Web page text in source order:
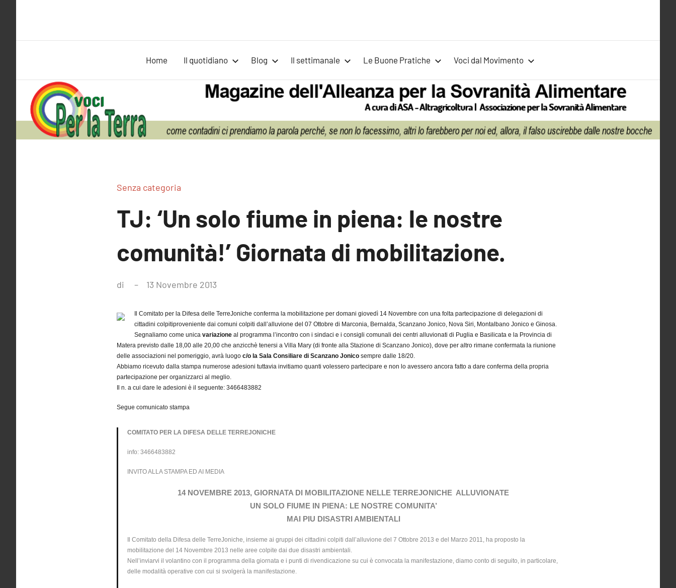
per
la
Terra
Alleanza
Sovranità
Alimentare
Home Il quotidiano Blog Il settimanale Le Buone Pratiche Voci dal Movimento
Senza categoria
TJ: ‘Un solo fiume in piena: le nostre
comunità!’ Giornata di mobilitazione.
di 13 Novembre 2013
Il Comitato per la Difesa delle TerreJoniche conferma la mobilitazione per domani giovedì 14 Novembre con una folta partecipazione di delegazioni di
cittadini colpitiproveniente dai comuni colpiti dall’alluvione del 07 Ottobre di Marconia, Bernalda, Scanzano Jonico, Nova Siri, Montalbano Jonico e Ginosa.
Segnaliamo come unica variazione al programma l’incontro con i sindaci e i consigli comunali dei centri alluvionati di Puglia e Basilicata e la Provincia di
Matera previsto dalle 18,00 alle 20,00 che anzicchè tenersi a Villa Mary (di fronte alla Stazione di Scanzano Jonico), dove per altro rimane confermata la riunione
delle associazioni nel pomeriggio, avrà luogo c/o la Sala Consiliare di Scanzano Jonico sempre dalle 18/20.
Abbiamo ricevuto dalla stampa numerose adesioni tuttavia invitiamo quanti volessero partecipare e non lo avessero ancora fatto a dare conferma della propria
partecipazione per organizzarci al meglio.
Il n. a cui dare le adesioni è il seguente: 3466483882
Segue comunicato stampa
COMITATO PER LA DIFESA DELLE TERREJONICHE
info: 3466483882
INVITO ALLA STAMPA ED AI MEDIA
14 NOVEMBRE 2013, GIORNATA DI MOBILITAZIONE NELLE TERREJONICHE ALLUVIONATE
UN SOLO FIUME IN PIENA: LE NOSTRE COMUNITA’
MAI PIU DISASTRI AMBIENTALI
Il Comitato della Difesa delle TerreJoniche, insieme ai gruppi dei cittadini colpiti dall’alluvione del 7 Ottobre 2013 e del Marzo 2011, ha proposto la
mobilitazione del 14 Novembre 2013 nelle aree colpite dai due disastri ambientali.
Nell’inviarvi il volantino con il programma della giornata e i punti di rivendicazione su cui è convocata la manifestazione, diamo conto di seguito, in particolare,
delle modalità operative con cui si svolgerà la manifestazione.